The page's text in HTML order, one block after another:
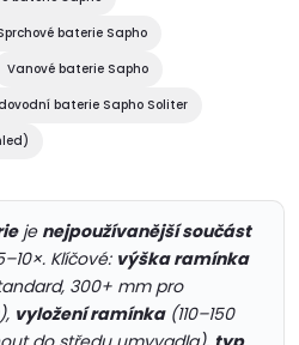
baterie Sapho
Vanové baterie Sapho
baterie Sapho Soliter
je nejpoužívanější součást
Klíčové: výška ramínka
300+ mm pro
vyložení ramínka(110–150